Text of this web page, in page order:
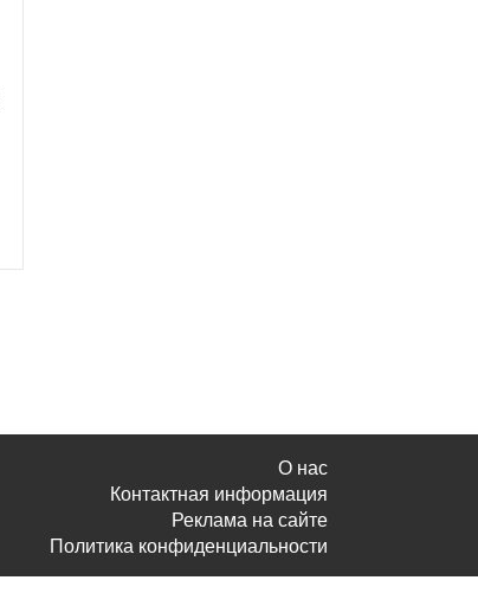
О нас
Контактная информация
Реклама на сайте
Политика конфиденциальности